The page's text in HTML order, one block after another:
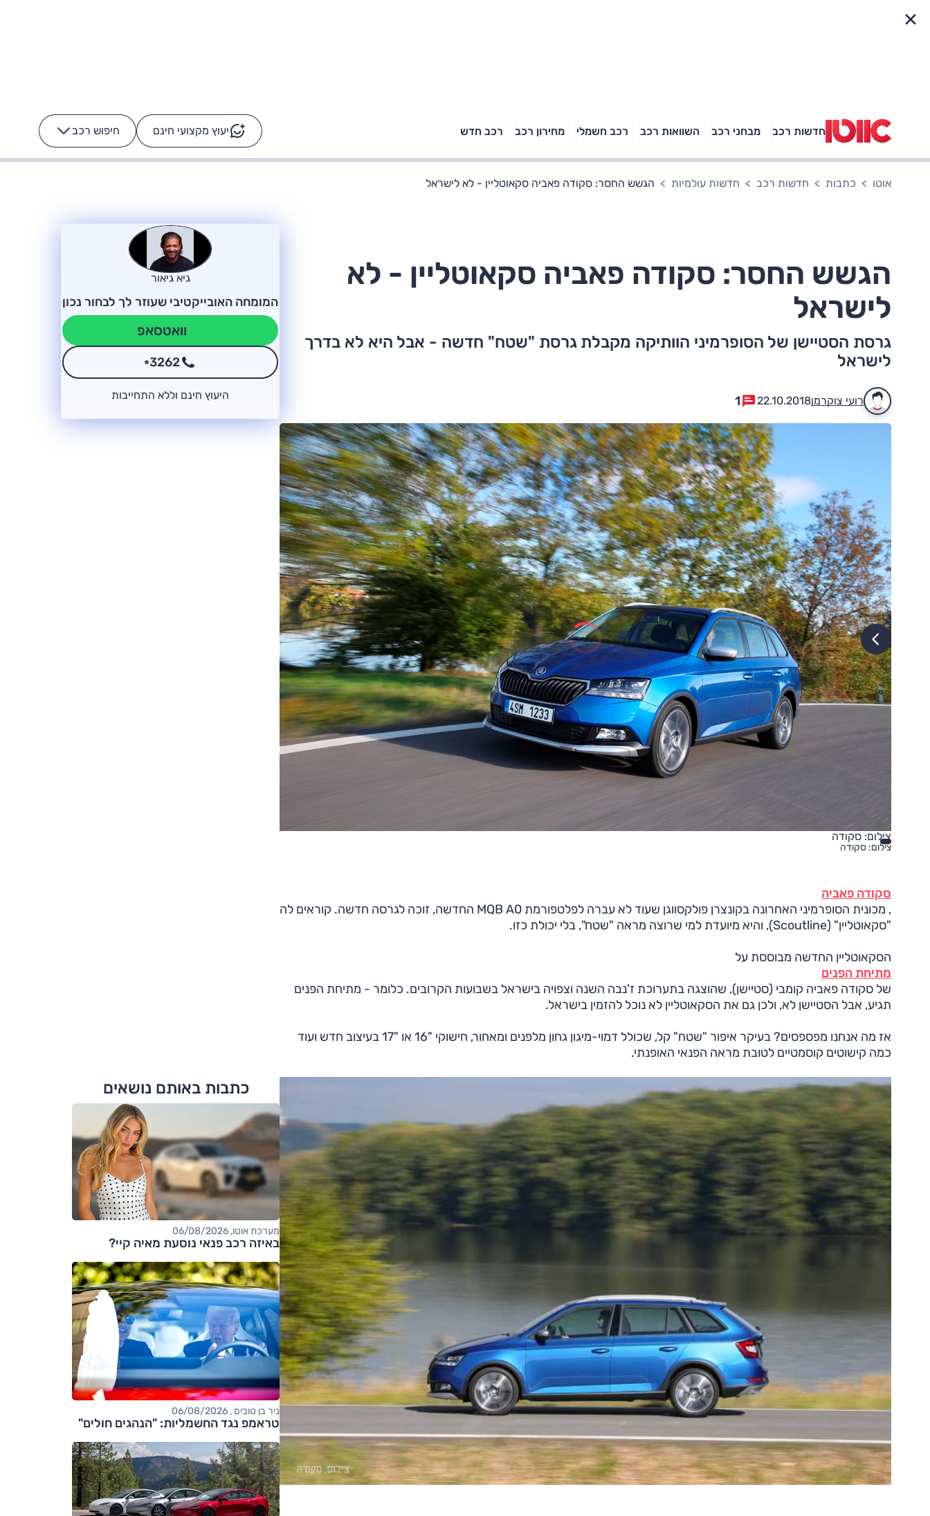
חדשות רכב מבחני רכב השוואות רכב רכב חשמלי מחירון רכב רכב חדש יעוץ מקצועי חינם חיפוש רכב -
באיזה רכב פנאי נוסעת
טויוטה ראב 4, קיה
ספורטאז' לונג ויונדאי
הנייר ועל הכביש
רכבי הסלבס: על מה נוסע
הרכב לא מתקלקל. המסך
כן
אוטו כתבות חדשות רכב חדשות עולמיות הגשש החסר: סקודה פאביה סקאוטליין - לא לישראל
הגשש החסר: סקודה פאביה סקאוטליין - לא
לישראל
גרסת הסטיישן של הסופרמיני הוותיקה מקבלת גרסת "שטח" חדשה - אבל היא לא בדרך
לישראל
רועי צוקרמן22.10.2018
1
צילום: סקודה
צילום: סקודה
סקודה פאביה
, מכונית הסופרמיני האחרונה בקונצרן פולקסווגן שעוד לא עברה לפלטפורמת MQB A0 החדשה, זוכה לגרסה חדשה. קוראים לה
"סקאוטליין" (Scoutline), והיא מיועדת למי שרוצה מראה "שטח", בלי יכולת כזו.
הסקאוטליין החדשה מבוססת על
מתיחת הפנים
של סקודה פאביה קומבי (סטיישן), שהוצגה בתערוכת ז'נבה השנה וצפויה בישראל בשבועות הקרובים. כלומר - מתיחת הפנים
תגיע, אבל הסטיישן לא, ולכן גם את הסקאוטליין לא נוכל להזמין בישראל.
אז מה אנחנו מפספסים? בעיקר איפור "שטח" קל, שכולל דמוי-מיגון גחון מלפנים ומאחור, חישוקי "16 או "17 בעיצוב חדש ועוד
כמה קישוטים קוסמטיים לטובת מראה הפנאי האופנתי.
גיא גיאור
המומחה האובייקטיבי שעוזר לך לבחור נכון
וואטסאפ
*3262
היעוץ חינם וללא התחייבות
כתבות באותם נושאים
מערכת אוטו, 06/08/2026
באיזה רכב פנאי נוסעת מאיה קיי?
ניר בן טובים , 06/08/2026
טראמפ נגד החשמליות: "הנהגים חולים"